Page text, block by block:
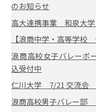
のお知らせ
高大連携事業 和泉大
【浪商中学・高等学校
浪商高校女子バレー
込受付中
仁川大学 7/21 交流会
浪商高校男子バレー部